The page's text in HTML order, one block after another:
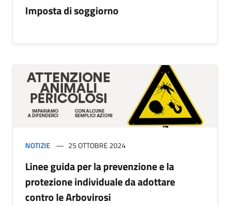
Imposta di soggiorno
NOTIZIE 25 OTTOBRE 2024
Linee guida per la prevenzione e la
protezione individuale da adottare
contro le Arbovirosi